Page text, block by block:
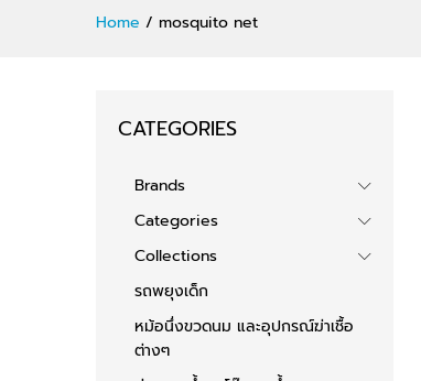
Home / mosquito net
CATEGORIES
Brands
Categories
Collections
รถพยุงเด็ก
หม้อนึ่งขวดนม และอุปกรณ์ฆ่าเชื้อ
ต่างๆ